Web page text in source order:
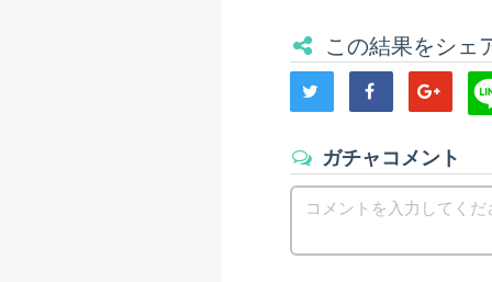
この結果をシェ
ガチャコメント